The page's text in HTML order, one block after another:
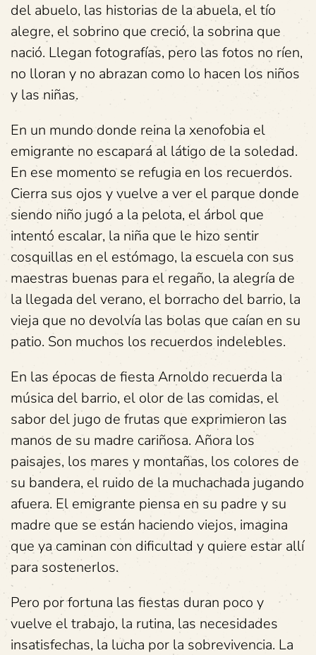
del abuelo, las historias de la abuela, el tío
alegre, el sobrino que creció, la sobrina que
nació. Llegan fotografías, pero las fotos no ríen,
no lloran y no abrazan como lo hacen los niños
y las niñas.
En un mundo donde reina la xenofobia el
emigrante no escapará al látigo de la soledad.
En ese momento se refugia en los recuerdos.
Cierra sus ojos y vuelve a ver el parque donde
siendo niño jugó a la pelota, el árbol que
intentó escalar, la niña que le hizo sentir
cosquillas en el estómago, la escuela con sus
maestras buenas para el regaño, la alegría de
la llegada del verano, el borracho del barrio, la
vieja que no devolvía las bolas que caían en su
patio. Son muchos los recuerdos indelebles.
En las épocas de fiesta Arnoldo recuerda la
música del barrio, el olor de las comidas, el
sabor del jugo de frutas que exprimieron las
manos de su madre cariñosa. Añora los
paisajes, los mares y montañas, los colores de
su bandera, el ruido de la muchachada jugando
afuera. El emigrante piensa en su padre y su
madre que se están haciendo viejos, imagina
que ya caminan con dificultad y quiere estar allí
para sostenerlos.
Pero por fortuna las fiestas duran poco y
vuelve el trabajo, la rutina, las necesidades
insatisfechas, la lucha por la sobrevivencia. La